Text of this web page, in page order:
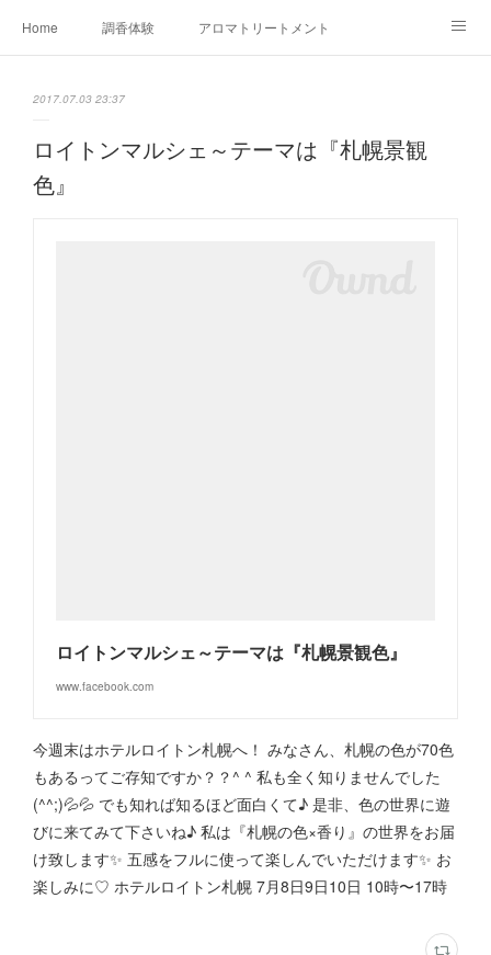
Home 調香体験 アロマトリートメントMenu
Ameblo
2017.07.03 23:37
ロイトンマルシェ～テーマは『札幌景観
色』
ロイトンマルシェ～テーマは『札幌景観色』
www.facebook.com
今週末はホテルロイトン札幌へ！ みなさん、札幌の色が70色
もあるってご存知ですか？？^ ^ 私も全く知りませんでした
(^^;)💦💦 でも知れば知るほど面白くて♪ 是非、色の世界に遊
びに来てみて下さいね♪ 私は『札幌の色×香り』の世界をお届
け致します✨ 五感をフルに使って楽しんでいただけます✨ お
楽しみに♡ ホテルロイトン札幌 7月8日9日10日 10時〜17時